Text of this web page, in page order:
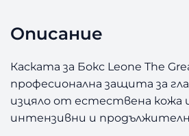
Описание
Каската за Бокс Leone The
професионална защита за
изцяло от естествена кожа
интензивни и